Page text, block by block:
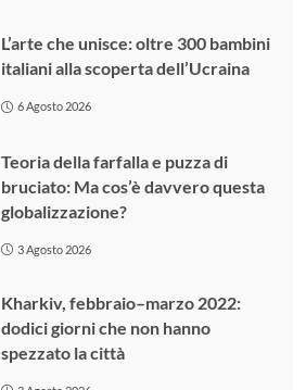
L’arte che unisce: oltre 300 bambini
italiani alla scoperta dell’Ucraina
6 Agosto 2026
Teoria della farfalla e puzza di
bruciato: Ma cos’è davvero questa
globalizzazione?
3 Agosto 2026
Kharkiv, febbraio–marzo 2022:
dodici giorni che non hanno
spezzato la città